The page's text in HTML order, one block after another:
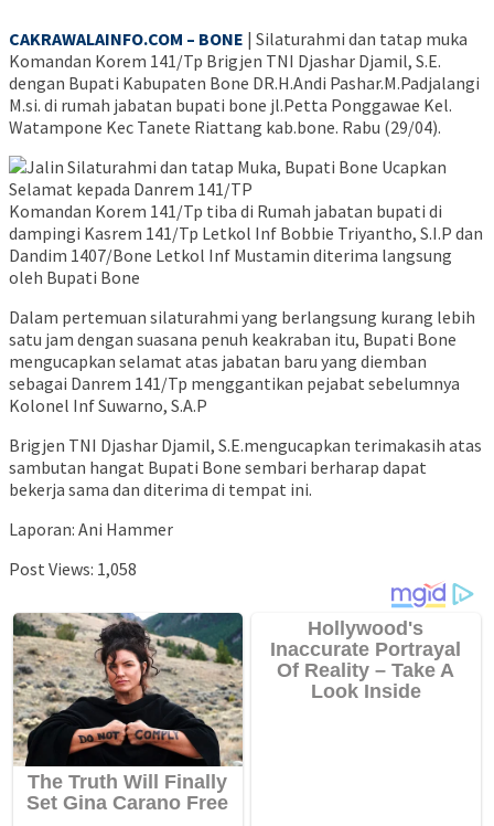
CAKRAWALAINFO.COM – BONE | Silaturahmi dan tatap muka
Komandan Korem 141/Tp Brigjen TNI Djashar Djamil, S.E.
dengan Bupati Kabupaten Bone DR.H.Andi Pashar.M.Padjalangi
M.si. di rumah jabatan bupati bone jl.Petta Ponggawae Kel.
Watampone Kec Tanete Riattang kab.bone. Rabu (29/04).
Komandan Korem 141/Tp tiba di Rumah jabatan bupati di
dampingi Kasrem 141/Tp Letkol Inf Bobbie Triyantho, S.I.P dan
Dandim 1407/Bone Letkol Inf Mustamin diterima langsung
oleh Bupati Bone
Dalam pertemuan silaturahmi yang berlangsung kurang lebih
satu jam dengan suasana penuh keakraban itu, Bupati Bone
mengucapkan selamat atas jabatan baru yang diemban
sebagai Danrem 141/Tp menggantikan pejabat sebelumnya
Kolonel Inf Suwarno, S.A.P
Brigjen TNI Djashar Djamil, S.E.mengucapkan terimakasih atas
sambutan hangat Bupati Bone sembari berharap dapat
bekerja sama dan diterima di tempat ini.
Laporan: Ani Hammer
Post Views: 1,058